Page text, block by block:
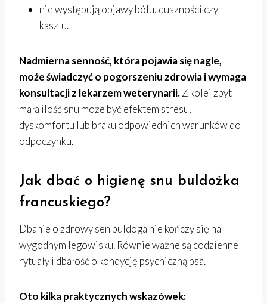
nie występują objawy bólu, duszności czy
kaszlu.
Nadmierna senność, która pojawia się nagle,
może świadczyć o pogorszeniu zdrowia i wymaga
konsultacji z lekarzem weterynarii.Z kolei zbyt
mała ilość snu może być efektem stresu,
dyskomfortu lub braku odpowiednich warunków do
odpoczynku.
Jak dbać o higienę snu buldożka
francuskiego?
Dbanie o zdrowy sen buldoga nie kończy się na
wygodnym legowisku. Równie ważne są codzienne
rytuały i dbałość o kondycję psychiczną psa.
Oto kilka praktycznych wskazówek: